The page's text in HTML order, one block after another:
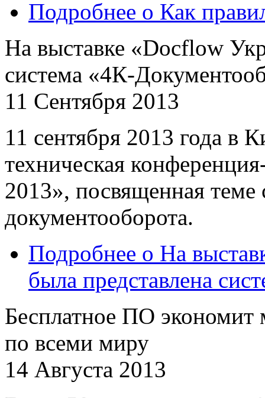
Подробнее о Как
На выставке «Docflow
система «4К-
11 Сентября 2013
11 сентября 2013 года в
техническая
2013», посвященная теме
документооборота.
Подробнее о На
была представлена
Бесплатное ПО
по всеми миру
14 Августа 2013